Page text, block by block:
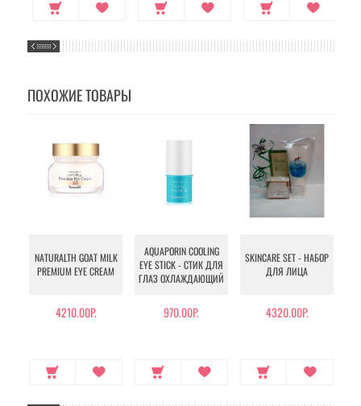
ПОХОЖИЕ ТОВАРЫ
NATURALTH GOAT MILK
PREMIUM EYE CREAM
4210.00Р.
AQUAPORIN COOLING
EYE STICK - СТИК ДЛЯ
ГЛАЗ ОХЛАЖДАЮЩИЙ
970.00Р.
SKINCARE SET - НАБОР
ДЛЯ ЛИЦА
4320.00Р.